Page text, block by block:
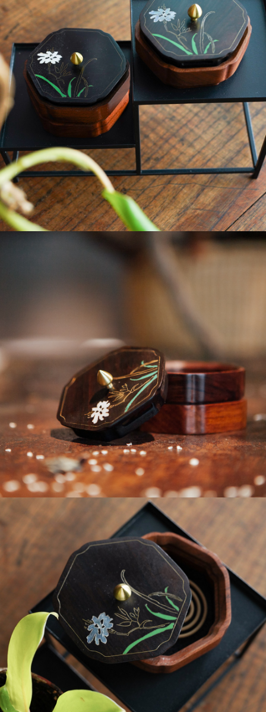
是否繳費成功／繳費後需取消欲退款等相關疑問，請聯繫「AFTEE先享後付
客戶支援中心」
https://netprotections.freshdesk.com/support/home
【注意事項】
１．透過由恩沛科技股份有限公司提供之「AFTEE先享後付」服務完成之交
易，需依本服務之必要範圍內提供個人資料，並將交易相關給付款項請求債
權轉讓予恩沛科技股份有限公司。
２．關於個人資料處理事宜，請瀏覽以下網址：
https://aftee.tw/terms/#terms3
３．未成年的使用者請事先徵得法定代理人或監護人之同意方可使用
「AFTEE先享後付」，若未經同意申辦者引起之損失，本公司不負相關責
４．使用「AFTEE先享後付」時，將依據個別帳號之用戶狀況，依本公司即
時審查核予不同之上限額度；若仍有額度不足之情形，本公司將視審查結果
請求用戶進行身份認證。
５．嚴禁一人註冊多個帳號或使用他人資訊註冊。若發現惡意使用之情形，
恩沛科技股份有限公司將有權停止該用戶之使用額度並採取法律行動。
付款後7-11取貨
每筆NT$60，滿NT$1,500(含以上)免運費
宅配
每筆NT$100，滿NT$1,500(含以上)免運費
離島-黑貓宅配
每筆NT$360
免運費
貨到付款
每筆NT$180，滿NT$2,500(含以上)免運費